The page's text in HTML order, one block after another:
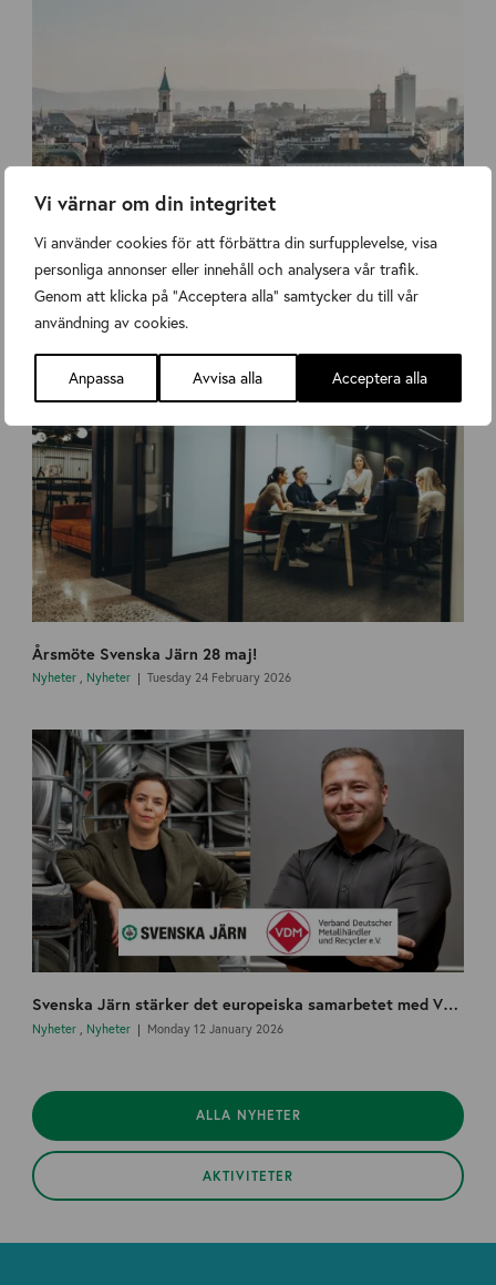
Vi värnar om din integritet
Vi använder cookies för att förbättra din surfupplevelse, visa
personliga annonser eller innehåll och analysera vår trafik.
Genom att klicka på "Acceptera alla" samtycker du till vår
användning av cookies.
Anpassa Avvisa alla Acceptera alla
Höstmöte med studiebesök hos Cronimet i Karlsruhe!
Nyheter,Nyheter Wednesday 8 July 2026
Årsmöte Svenska Järn 28 maj!
Nyheter , Nyheter Tuesday 24 February 2026
Svenska Järn stärker det europeiska samarbetet med VDM och startar en nordisk arbetsgrupp
Nyheter , Nyheter Monday 12 January 2026
ALLA NYHETER
AKTIVITETER